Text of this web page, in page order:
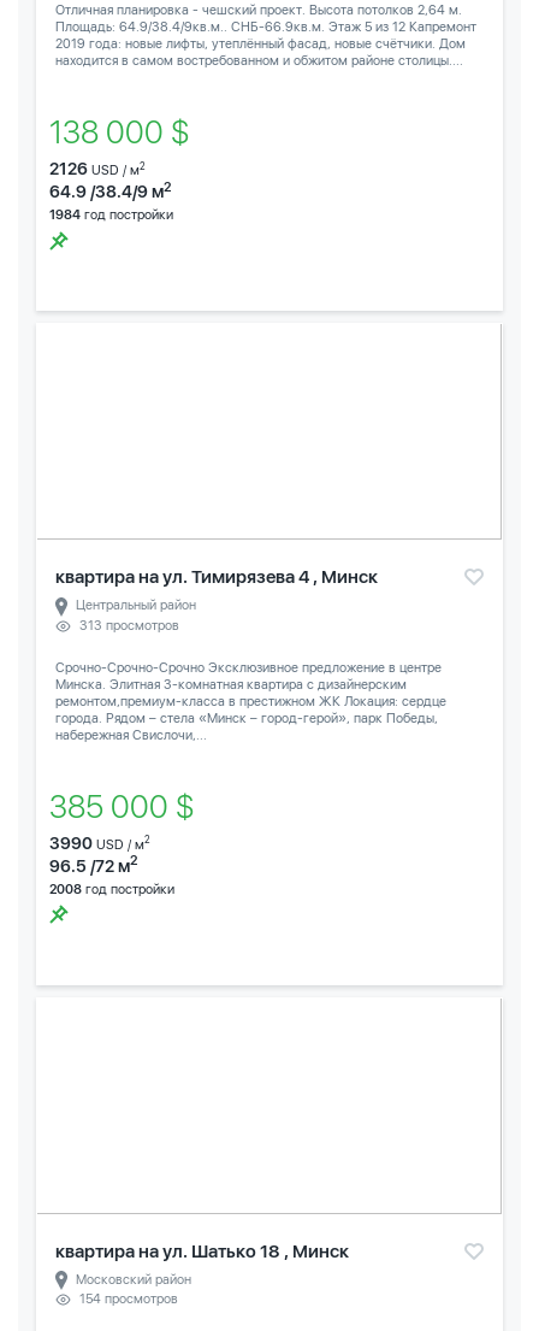
Отличная планировка - чешский проект. Высота потолков 2,64 м.
Площадь: 64.9/38.4/9кв.м.. СНБ-66.9кв.м. Этаж 5 из 12 Капремонт
2019 года: новые лифты, утеплённый фасад, новые счётчики. Дом
находится в самом востребованном и обжитом районе столицы....
138 000 $
2126 USD / м2
64.9 /38.4/9 м2
1984 год постройки
квартира на ул. Тимирязева 4 , Минск
Центральный район
313 просмотров
Срочно-Срочно-Срочно Эксклюзивное предложение в центре
Минска. Элитная 3-комнатная квартира с дизайнерским
ремонтом,премиум-класса в престижном ЖК Локация: сердце
города. Рядом – стела «Минск – город-герой», парк Победы,
набережная Свислочи,...
385 000 $
3990 USD / м2
96.5 /72 м2
2008 год постройки
квартира на ул. Шатько 18 , Минск
Московский район
154 просмотров